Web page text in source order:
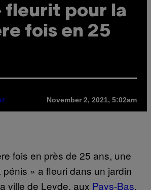
fleurit pour la
fois en 25
November 2, 2021, 5:02am
fois en près de 25 ans, une
pénis » a fleuri dans un jardin
ville de Leyde, aux Pays-Bas.